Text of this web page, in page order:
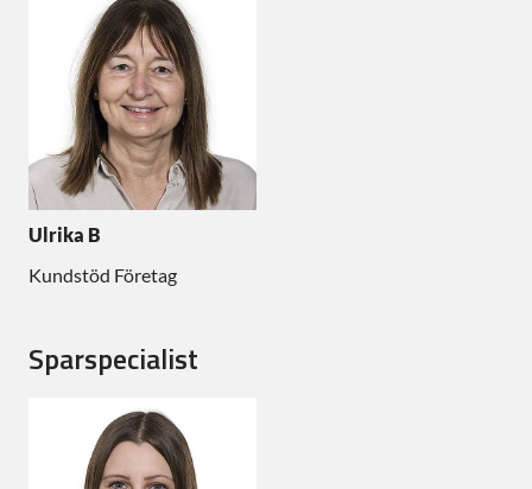
Ulrika B
Kundstöd Företag
Sparspecialist